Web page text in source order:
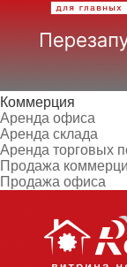
Коммерция
Аренда офиса
Аренда склада
Аренда торговых
Продажа
Продажа офиса